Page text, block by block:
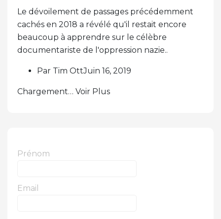
Le dévoilement de passages précédemment
cachés en 2018 a révélé qu'il restait encore
beaucoup à apprendre sur le célèbre
documentariste de l'oppression nazie..
Par Tim OttJuin 16, 2019
Chargement… Voir Plus
Prénom
Email